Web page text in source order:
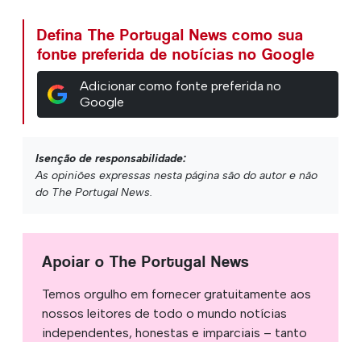
Defina The Portugal News como sua
fonte preferida de notícias no Google
Adicionar como fonte preferida no
Google
Isenção de responsabilidade:
As opiniões expressas nesta página são do autor e não
do The Portugal News.
Apoiar o The Portugal News
Temos orgulho em fornecer gratuitamente aos
nossos leitores de todo o mundo notícias
independentes, honestas e imparciais – tanto